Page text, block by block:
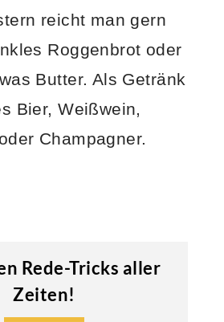
reicht man gern
Roggenbrot oder
Butter. Als Getränk
Bier, Weißwein,
Champagner.